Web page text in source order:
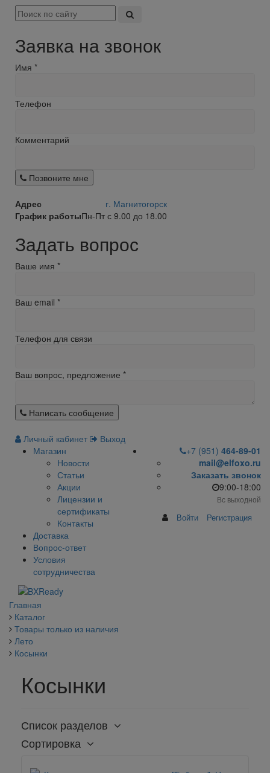
Заявка на звонок
Имя *
Телефон
Комментарий
Позвоните мне
Адрес
г. Магнитогорск
График работыПн-Пт с 9.00 до 18.00
Задать вопрос
Ваше имя *
Ваш email *
Телефон для связи
Ваш вопрос, предложение *
Написать сообщение
Личный кабинет
Выход
Магазин
Новости
Статьи
Акции
Лицензии и
сертификаты
Контакты
Доставка
Вопрос-ответ
Условия
сотрудничества
+7 (951) 464-89-01
mail@elfoxo.ru
Заказать звонок
9:00-18:00
Вс выходной
Войти Регистрация
Главная
Каталог
Товары только из наличия
Лето
Косынки
Косынки
Список разделов
Сортировка